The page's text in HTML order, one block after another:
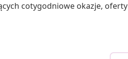
cotygodniowe okazje, oferty